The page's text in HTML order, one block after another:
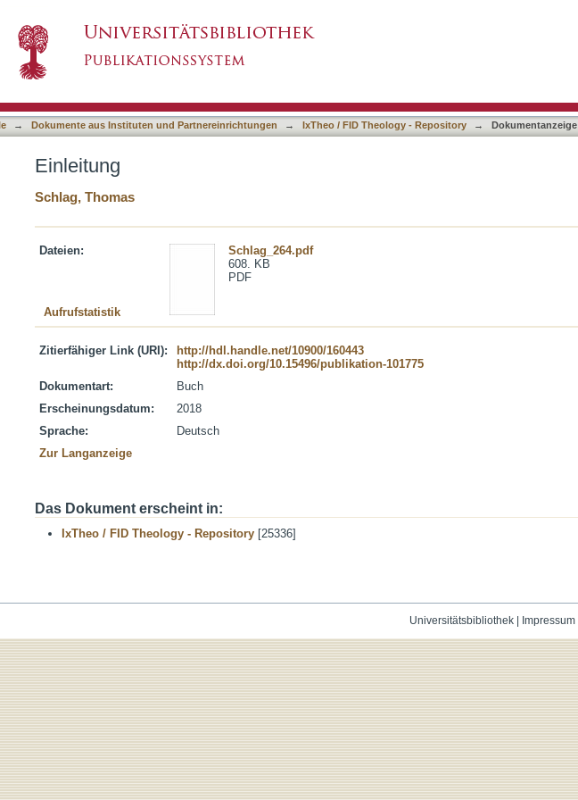
→ Dokumente aus Instituten und Partnereinrichtungen → IxTheo / FID Theology - Repository → Dokumentanzeige
Einleitung
Schlag, Thomas
Dateien:
Schlag_264.pdf
608. KB
PDF
Aufrufstatistik
Zitierfähiger Link (URI):
http://hdl.handle.net/10900/160443
http://dx.doi.org/10.15496/publikation-101775
Dokumentart:
Buch
Erscheinungsdatum:
2018
Sprache:
Deutsch
Zur Langanzeige
Das Dokument erscheint in:
IxTheo / FID Theology - Repository [25336]
Universitätsbibliothek| Impressum|